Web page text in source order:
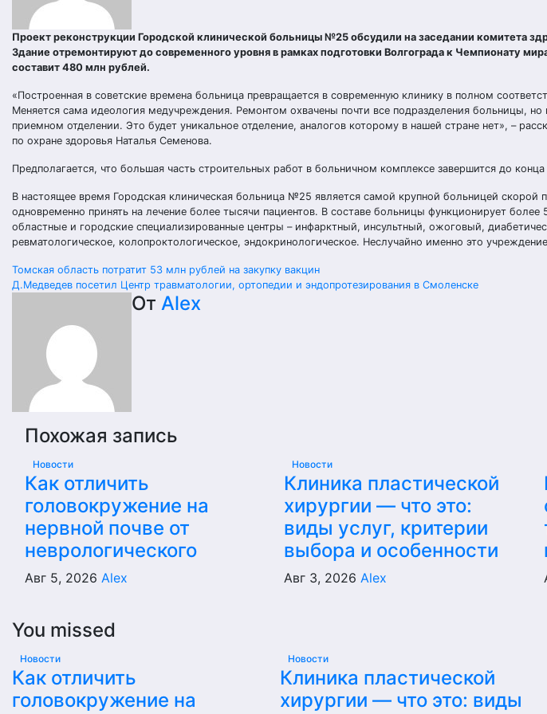
Проект реконструкции Городской клинической больницы №25 обсудили на заседании комитета
Здание отремонтируют до современного уровня в рамках подготовки Волгограда к Чемпионату
составит 480 млн рублей.
«Построенная в советские времена больница превращается в современную клинику в полном
Меняется сама идеология медучреждения. Ремонтом охвачены почти все подразделения больницы,
приемном отделении. Это будет уникальное отделение, аналогов которому в нашей стране нет», –
по охране здоровья Наталья Семенова.
Предполагается, что большая часть строительных работ в больничном комплексе завершится до конца
В настоящее время Городская клиническая больница №25 является самой крупной больницей
одновременно принять на лечение более тысячи пациентов. В составе больницы функционирует более
областные и городские специализированные центры – инфарктный, инсультный, ожоговый,
ревматологическое, колопроктологическое, эндокринологическое. Неслучайно именно это
Навигация
записям
Томская область потратит 53 млн рублей на закупку вакцин
Д.Медведев посетил Центр травматологии, ортопедии и эндопротезирования в Смоленске
От Alex
Похожая запись
Новости
Как отличить
головокружение на
нервной почве от
неврологического
Авг 5, 2026 Alex
Новости
Клиника пластической
хирургии — что это:
виды услуг, критерии
выбора и особенности
Авг 3, 2026Alex
You missed
Новости
Как отличить
головокружение на
Новости
Клиника пластической
хирургии — что это: виды